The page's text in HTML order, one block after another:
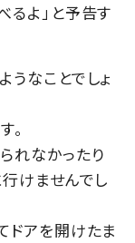
るよ」と予告す
うなことでしょ
。
れなかったり
けませんでし
ドアを開けたま